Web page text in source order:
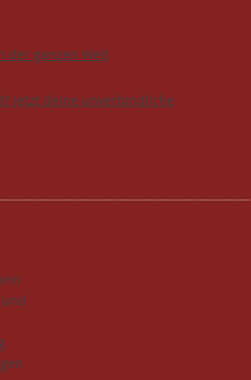
der ganzen Welt
Jetzt deine unverbindliche